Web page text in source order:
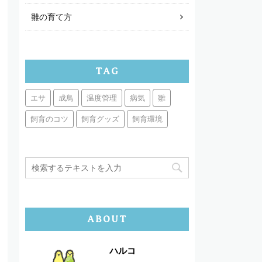
雛の育て方
TAG
エサ 成鳥 温度管理 病気 雛
飼育のコツ 飼育グッズ 飼育環境
ABOUT
ハルコ